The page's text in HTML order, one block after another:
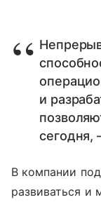
и
сегодня,
В компании
развиваться и